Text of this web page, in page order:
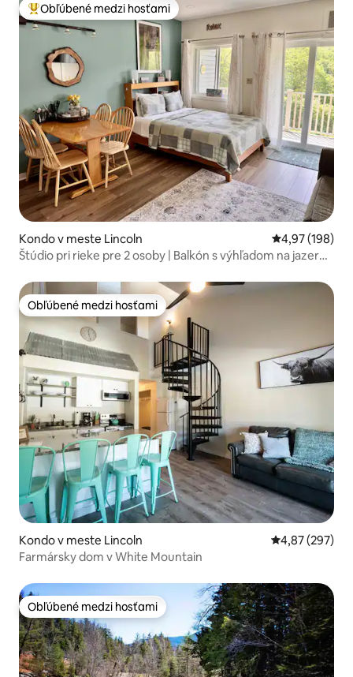
Najobľúbenejšie medzi hosťami
Obľúbené medzi hosťami
Kondo v meste Lincoln Priemerné
4,97 (198)
Štúdio pri rieke pre 2 osoby | Balkón s výhľadom na jazero
Obľúbené medzi hosťami
Obľúbené medzi hosťami
Kondo v meste Lincoln Priemerné
4,87 (297)
Farmársky dom v White Mountain
Obľúbené medzi hosťami
Obľúbené medzi hosťami